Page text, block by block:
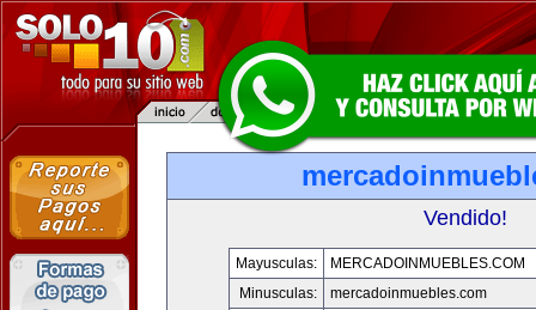
Vendido!
Mayusculas:
MERCADOINMUEBLES.COM
Minusculas:
mercadoinmuebles.com